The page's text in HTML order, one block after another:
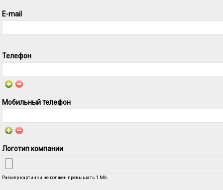
E-mail
Телефон
Мобильный телефон
Логотип компании
Размер картинки не должен превышать 1 Mb